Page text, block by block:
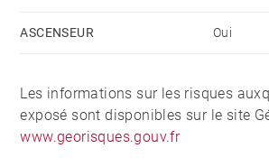
ASCENSEUR Oui
Les informations sur les risques
exposé sont disponibles sur le site
www.georisques.gouv.fr